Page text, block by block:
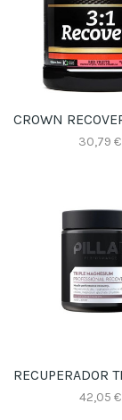
30,79 €
42,05 €